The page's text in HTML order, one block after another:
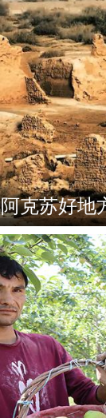
阿克苏好